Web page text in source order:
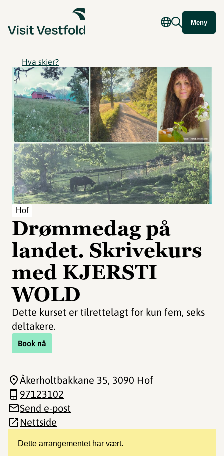
Meny
Hva skjer?
Hof
Drømmedag på
landet. Skrivekurs
med KJERSTI
WOLD
Dette kurset er tilrettelagt for kun fem, seks
deltakere.
Book nå
Dette arrangementet har vært.
Åkerholtbakkane 35, 3090 Hof
97123102
Send e-post
Nettside